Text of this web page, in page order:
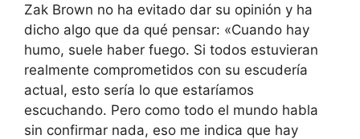
Zak Brown no ha evitado dar su opinión y ha
dicho algo que da qué pensar: «Cuando hay
humo, suele haber fuego. Si todos estuvieran
realmente comprometidos con su escudería
actual, esto sería lo que estaríamos
escuchando. Pero como todo el mundo habla
sin confirmar nada, eso me indica que hay